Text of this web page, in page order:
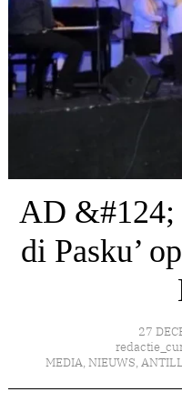
AD &#124;
di Pasku’
27
MEDIA, NIEUWS,